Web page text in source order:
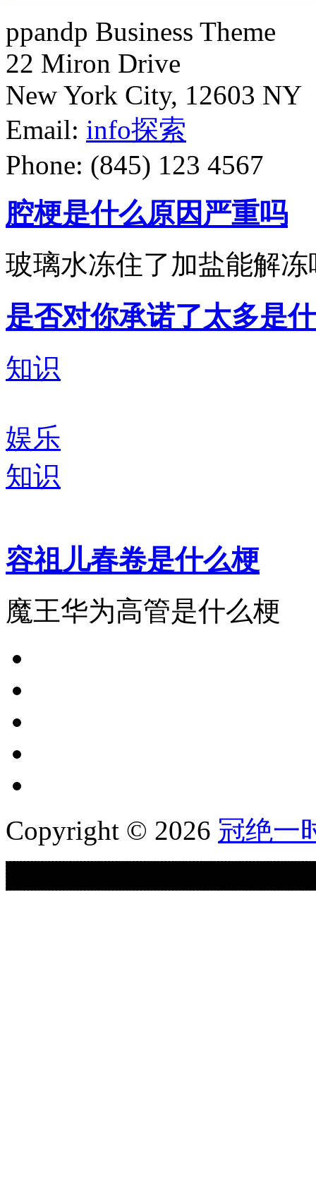
ppandp Business Theme
22 Miron Drive
New York City, 12603 NY
Email: info探索
Phone: (845) 123 4567
腔梗是什么原因严重吗
玻璃水冻住了加盐能解
是否对你承诺了太多是
知识
娱乐
知识
容祖儿春卷是什么梗
魔王华为高管是什么梗
Copyright © 2026 冠绝一